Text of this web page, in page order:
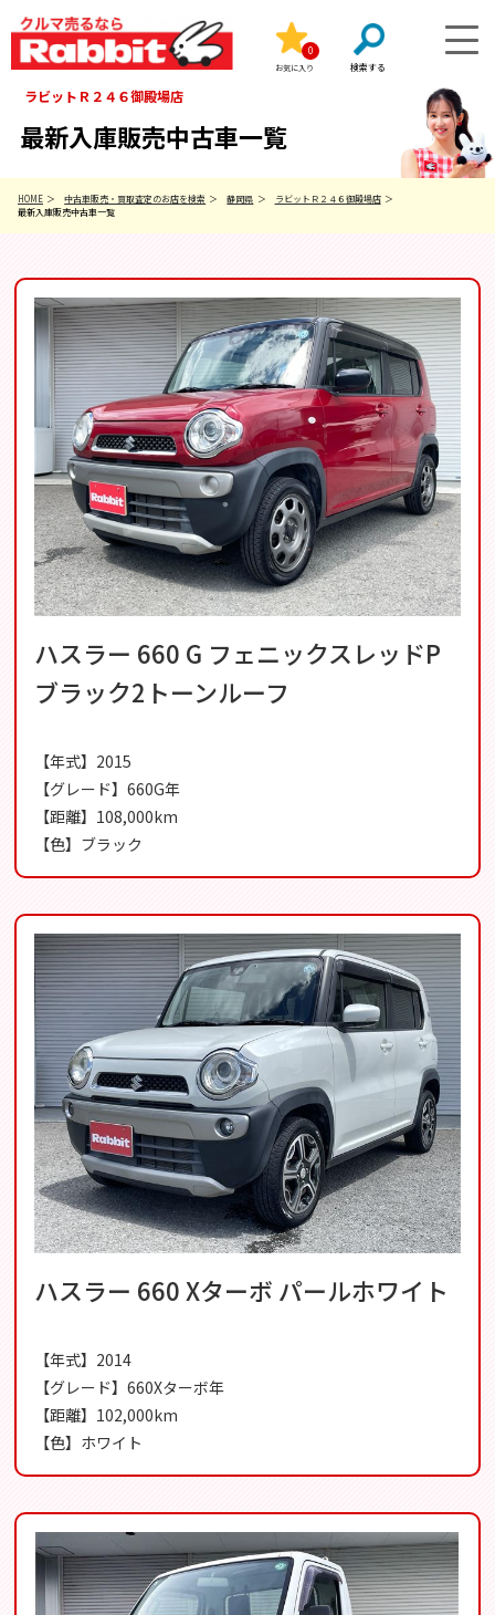
お気に入り
0
ラビットＲ２４６御殿場店
最新入庫販売中古車一覧
HOME 中古車販売・買取査定のお店を検索 静岡県
ラビットＲ２４６御殿場店
最新入庫販売中古車一覧
ハスラー 660 G フェニックスレッドP
ブラック2トーンルーフ
【年式】2015
【グレード】660G年
【距離】108,000km
【色】ブラック
ハスラー 660 Xターボ パールホワイト
【年式】2014
【グレード】660Xターボ年
【距離】102,000km
【色】ホワイト